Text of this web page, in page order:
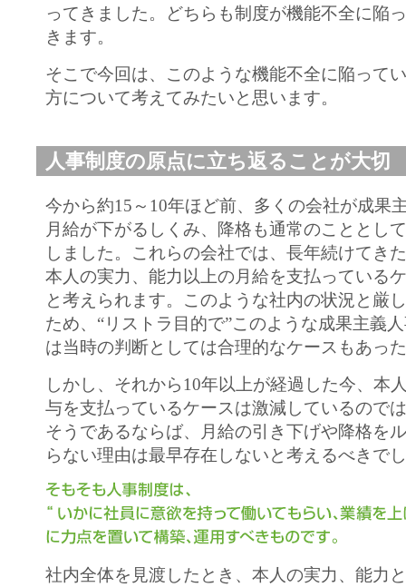
ってきました。どちらも制度が機能不全に陥
きます。
そこで今回は、このような機能不全に陥って
方について考えてみたいと思います。
人事制度の原点に立ち返ることが大切
今から約15～10年ほど前、多くの会社が成果
月給が下がるしくみ、降格も通常のこととし
しました。これらの会社では、長年続けてき
本人の実力、能力以上の月給を支払っている
と考えられます。このような社内の状況と厳
ため、“リストラ目的で”このような成果主義
は当時の判断としては合理的なケースもあっ
しかし、それから10年以上が経過した今、本
与を支払っているケースは激減しているので
そうであるならば、月給の引き下げや降格を
らない理由は最早存在しないと考えるべきで
社内全体を見渡したとき、本人の実力、能力